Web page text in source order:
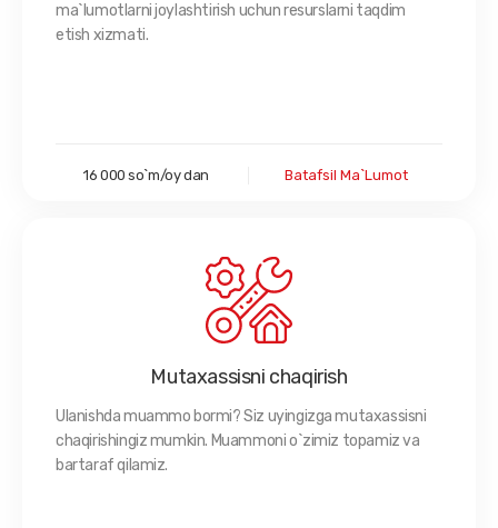
ma`lumotlarni joylashtirish uchun resurslarni taqdim
etish xizmati.
16 000 so`m/oy dan Batafsil Ma`lumot
Mutaxassisni chaqirish
Ulanishda muammo bormi? Siz uyingizga mutaxassisni
chaqirishingiz mumkin. Muammoni o`zimiz topamiz va
bartaraf qilamiz.